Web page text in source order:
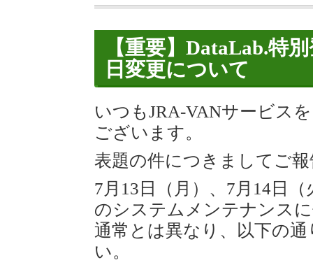
【重要】DataLab.特
日変更について
いつもJRA-VANサービス
ございます。
表題の件につきましてご
7月13日（月）、7月14日
のシステムメンテナンス
通常とは異なり、以下の
い。